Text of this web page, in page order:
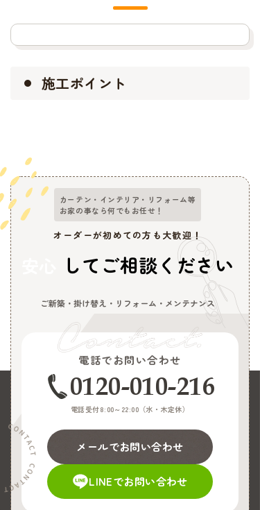
施工ポイント
カーテン・インテリア・リフォーム等
お家の事なら何でもお任せ！
オーダーが初めての方も大歓迎！
してご相談ください
ご新築・掛け替え・リフォーム・メンテナンス
電話でお問い合わせ
0120-010-216
電話受付8:00～22:00（水・木定休）
メールでお問い合わせ
LINEでお問い合わせ